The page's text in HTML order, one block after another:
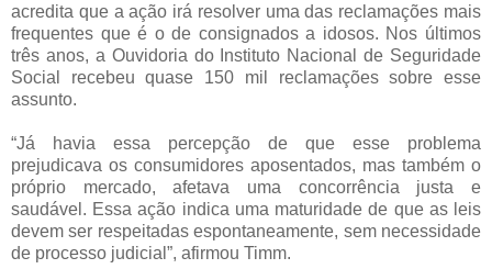
acredita que a ação irá resolver uma das reclamações mais
frequentes que é o de consignados a idosos. Nos últimos
três anos, a Ouvidoria do Instituto Nacional de Seguridade
Social recebeu quase 150 mil reclamações sobre esse
assunto.
“Já havia essa percepção de que esse problema
prejudicava os consumidores aposentados, mas também o
próprio mercado, afetava uma concorrência justa e
saudável. Essa ação indica uma maturidade de que as leis
devem ser respeitadas espontaneamente, sem necessidade
de processo judicial”, afirmou Timm.